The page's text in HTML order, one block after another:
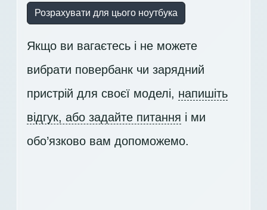
Розрахувати для цього ноутбука
Якщо ви вагаєтесь і не можете
вибрати повербанк чи зарядний
пристрій для своєї моделі, напишіть
відгук, або задайте питання і ми
обо’язково вам допоможемо.